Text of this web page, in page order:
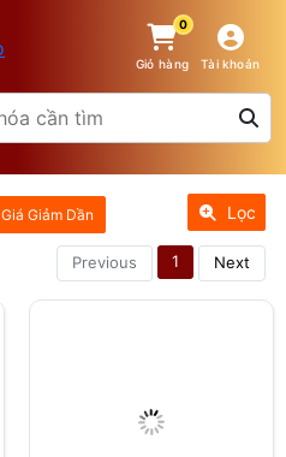
0
Giỏ hàng Tài khoản
Giá Giảm Dần Lọc
Previous 1 Next